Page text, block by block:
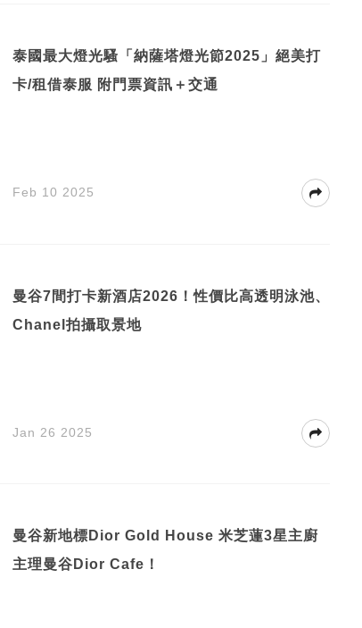
泰國最大燈光騷「納薩塔燈光節2025」絕美打
卡/租借泰服 附門票資訊＋交通
Feb 10 2025
曼谷7間打卡新酒店2026！性價比高透明泳池、
Chanel拍攝取景地
Jan 26 2025
曼谷新地標Dior Gold House 米芝蓮3星主廚
主理曼谷Dior Cafe！